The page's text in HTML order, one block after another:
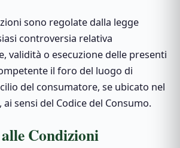
sono regolate dalla legge
controversia relativa
validità o esecuzione delle presenti
il foro del luogo di
del consumatore, se ubicato nel
sensi del Codice del Consumo.
Condizioni